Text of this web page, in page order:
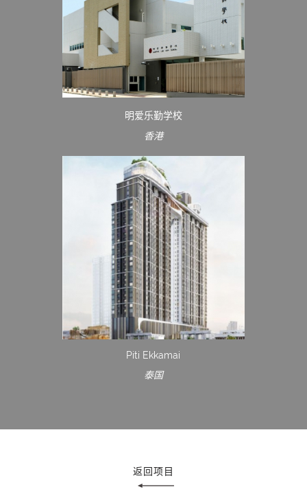
明爱乐勤学校
香港
Piti Ekkamai
泰国
返回项目